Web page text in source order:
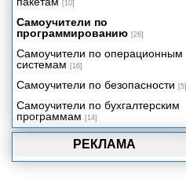
РЕКЛАМА
Компоненты Rave Reports и
отчеты в приложении Delphi
Визуальная среда создания
отчетов
Разработка, просмотр и печать
отчетов
Отчеты для приложений баз
данных
Стандартные технологии
программирования
Динамические библиотеки
[10]
Самоучители по
программированию [26]
Самоучители по операционным
системам [16]
Самоучители по безопасности [5]
Самоучители по бухгалтерским
программам [14]